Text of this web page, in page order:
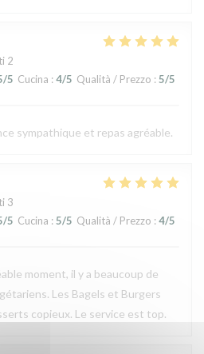
2
/5 Cucina : 4/5 Qualità / Prezzo : 5/5
sympathique et repas agréable.
3
/5 Cucina : 5/5 Qualità / Prezzo : 4/5
moment, il y a beaucoup de
Les Bagels et Burgers
copieux. Le service est top.